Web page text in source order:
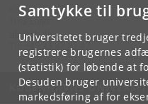
Samtykke til
Universitetet bruger
registrere brugernes
(statistik) for løbende at
Desuden bruger
markedsføring af for
Kontakt:
tilu @kb.dk
KØBENHAVNS